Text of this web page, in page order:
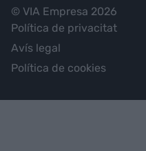
© VIA Empresa 2026
Política de privacitat
Avís legal
Política de cookies